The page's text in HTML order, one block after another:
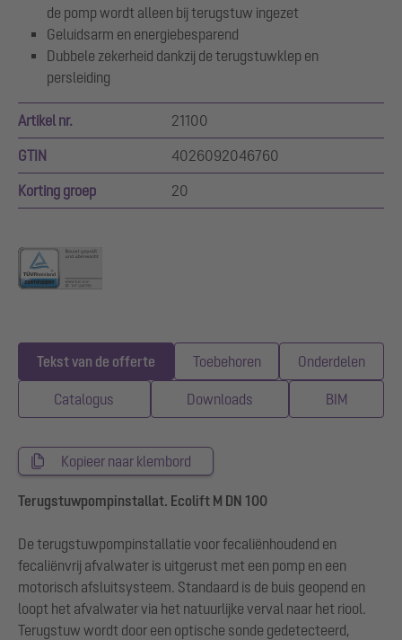
de pomp wordt alleen bij terugstuw ingezet
Geluidsarm en energiebesparend
Dubbele zekerheid dankzij de terugstuwklep en
persleiding
Artikel nr. 21100
GTIN 4026092046760
Korting groep 20
Tekst van de offerte Toebehoren Onderdelen
Catalogus Downloads BIM
Kopieer naar klembord
Terugstuwpompinstallat. Ecolift M DN 100
De terugstuwpompinstallatie voor fecaliënhoudend en
fecaliënvrij afvalwater is uitgerust met een pomp en een
motorisch afsluitsysteem. Standaard is de buis geopend en
loopt het afvalwater via het natuurlijke verval naar het riool.
Terugstuw wordt door een optische sonde gedetecteerd,